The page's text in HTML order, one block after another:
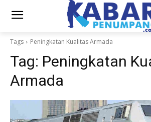
Tags Peningkatan Kualitas Armada
Tag: Peningkatan
Armada